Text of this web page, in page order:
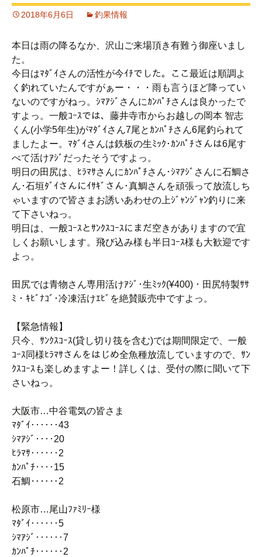
2018年6月6日 釣果情報
本日は雨の降るなか、沢山ご来場頂き有難う御座いまし
た。
今日はﾏﾀﾞｲさんの活性が今ｲﾁでした。ここ最近は順調よ
く釣れていたんですがぁー・・・雨も言うほど降ってい
ないのですがねっ。ｼﾏｱｼﾞさんにｶﾝﾊﾟﾁさんは良かったで
すよっ。一般ｺｰｽでは、藤井寺市からお越しの岡本 智志
くん(小学5年生)がﾏﾀﾞｲさん7尾とｶﾝﾊﾟﾁさん6尾釣られて
ましたよー。ﾏﾀﾞｲさんは鉄板の生ﾐｯｸ･ｶﾝﾊﾟﾁさんは6尾す
べて活けｱｼﾞだったそうですよっ。
明日の田尻は、ﾋﾗﾏｻさんにｶﾝﾊﾟﾁさん･ｼﾏｱｼﾞさんに石鯛さ
ん･石垣ﾀﾞｲさんにｲｻｷﾞさん･真鯛さんを頑張って放流しち
ゃいますので皆さまお誘いあわせの上ｼﾞｬﾝｼﾞｬﾝ釣りに来
て下さいねっ。
明日は、一般ｺｰｽとｻﾝｸｽｺｰｽにまだ空きがありますので宜
しくお願いします。飛び込み様も半日ｺｰｽ様も大歓迎です
よっ。
田尻では青物さん専用活けｱｼﾞ･生ﾐｯｸ(¥400)・田尻特製ｻｻ
ﾐ・ｷﾋﾞﾅｺﾞ･冷凍活けｴﾋﾞを絶賛販売中ですよっ。
【緊急情報】
只今、ｻﾝｸｽｺｰｽ(貸し切り筏を含む)では期間限定で、一般
ｺｰｽ同様ﾋﾗﾏｻさんをはじめ全魚種放流していますので、ｻﾝ
ｸｽｺｰｽも楽しめますよー！詳しくは、受付の際に聞いて下
さいねっ。
大阪市…中谷電気の皆さま
ﾏﾀﾞｲ‥‥‥43
ｼﾏｱｼﾞ‥‥20
ﾋﾗﾏｻ‥‥‥2
ｶﾝﾊﾟﾁ‥‥15
石鯛‥‥‥2
松原市…尾山ﾌｧﾐﾘｰ様
ﾏﾀﾞｲ‥‥‥5
ｼﾏｱｼﾞ‥‥‥7
ｶﾝﾊﾟﾁ‥‥‥2